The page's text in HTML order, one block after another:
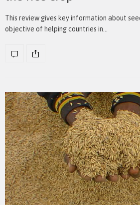
This review gives key information about
objective of helping countries in…